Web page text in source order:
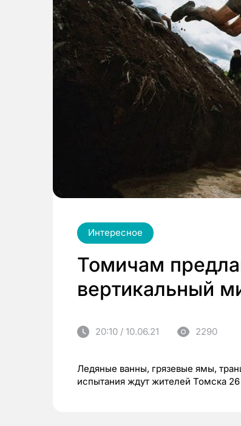
Интересное
Томичам
вертикальный
20:10 / 10.06.21 2290
Ледяные ванны, грязевые ямы,
испытания ждут жителей Томска